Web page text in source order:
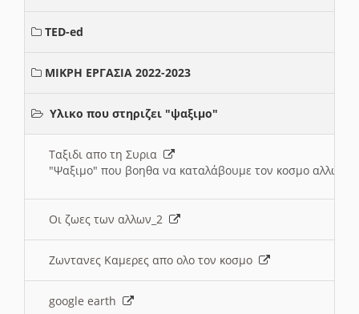
TED-ed
ΜΙΚΡΗ ΕΡΓΑΣΙΑ 2022-2023
Υλικο που στηριζει "ψαξιμο"
Ταξιδι απο τη Συρια
"Ψαξιμο" που βοηθα να καταλάβουμε τον κοσμο αλλων
Οι ζωες των αλλων_2
Ζωντανες Καμερες απο ολο τον κοσμο
google earth